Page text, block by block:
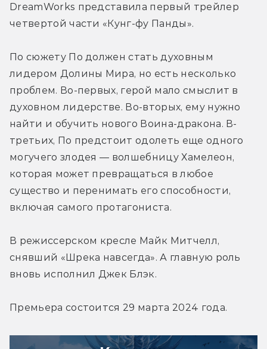
DreamWorks представила первый трейлер
четвертой части «Кунг-фу Панды».
По сюжету По должен стать духовным
лидером Долины Мира, но есть несколько
проблем. Во-первых, герой мало смыслит в
духовном лидерстве. Во-вторых, ему нужно
найти и обучить нового Воина-дракона. В-
третьих, По предстоит одолеть еще одного
могучего злодея — волшебницу Хамелеон,
которая может превращаться в любое
существо и перенимать его способности,
включая самого протагониста.
В режиссерском кресле Майк Митчелл,
снявший «Шрека навсегда». А главную роль
вновь исполнил Джек Блэк.
Премьера состоится 29 марта 2024 года.